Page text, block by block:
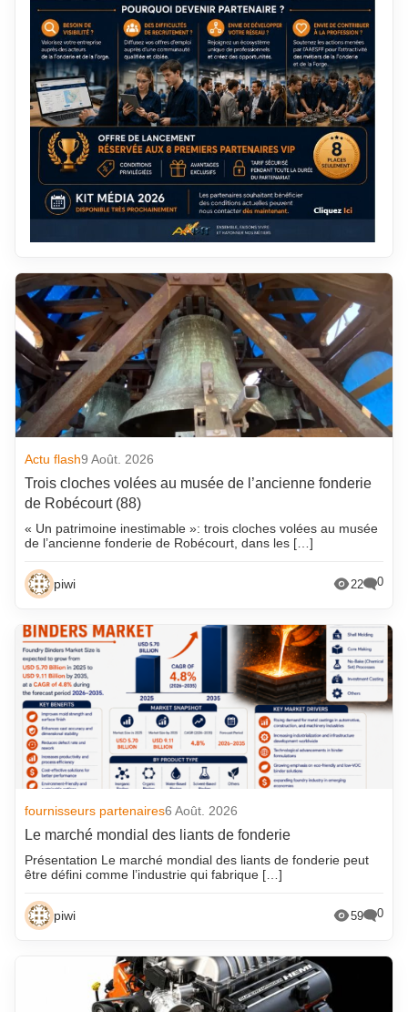
Actu flash9 Août. 2026
Trois cloches volées au musée de l’ancienne fonderie
de Robécourt (88)
« Un patrimoine inestimable »: trois cloches volées au musée
de l’ancienne fonderie de Robécourt, dans les […]
piwi 22 0
fournisseurs partenaires6 Août. 2026
Le marché mondial des liants de fonderie
Présentation Le marché mondial des liants de fonderie peut
être défini comme l’industrie qui fabrique […]
piwi 59 0